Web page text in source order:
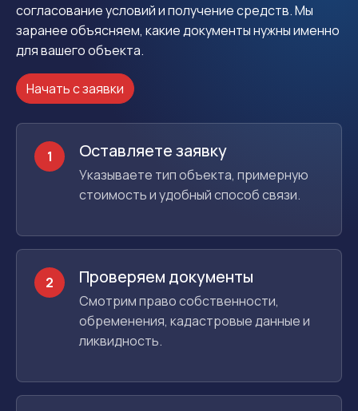
согласование условий и получение средств. Мы
заранее объясняем, какие документы нужны именно
для вашего объекта.
Начать с заявки
1 Оставляете заявку
Указываете тип объекта, примерную
стоимость и удобный способ связи.
2 Проверяем документы
Смотрим право собственности,
обременения, кадастровые данные и
ликвидность.